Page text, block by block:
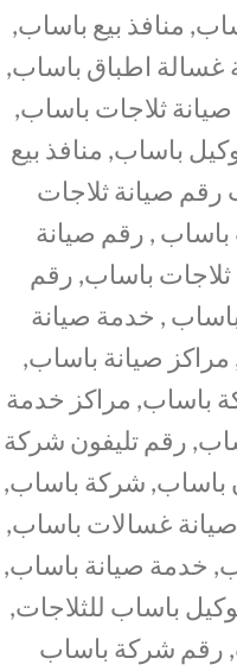
منافذ بيع باساب,
غسالة اطباق باساب,
ثلاجات باساب,
باساب, منافذ بيع
صيانة ثلاجات
, رقم صيانة
باساب, رقم
باساب , خدمة صيانة
صيانة باساب,
باساب, مراكز خدمة
رقم تليفون شركة
باساب, شركة باساب,
غسالات باساب,
خدمة صيانة باساب,
باساب للثلاجات,
رقم شركة باساب